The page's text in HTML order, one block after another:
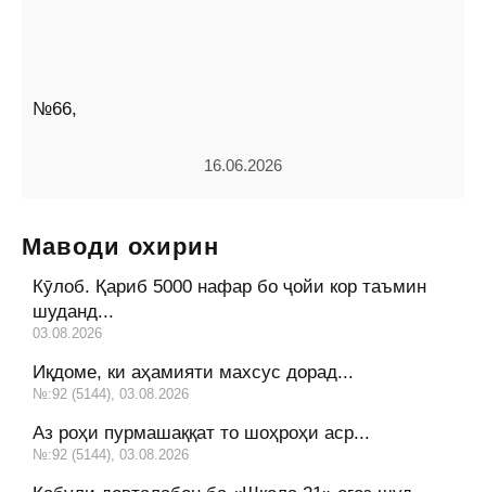
№66,
16.06.2026
Маводи охирин
Кӯлоб. Қариб 5000 нафар бо ҷойи кор таъмин
шуданд...
03.08.2026
Иқдоме, ки аҳамияти махсус дорад...
№:92 (5144), 03.08.2026
Аз роҳи пурмашаққат то шоҳроҳи аср...
№:92 (5144), 03.08.2026